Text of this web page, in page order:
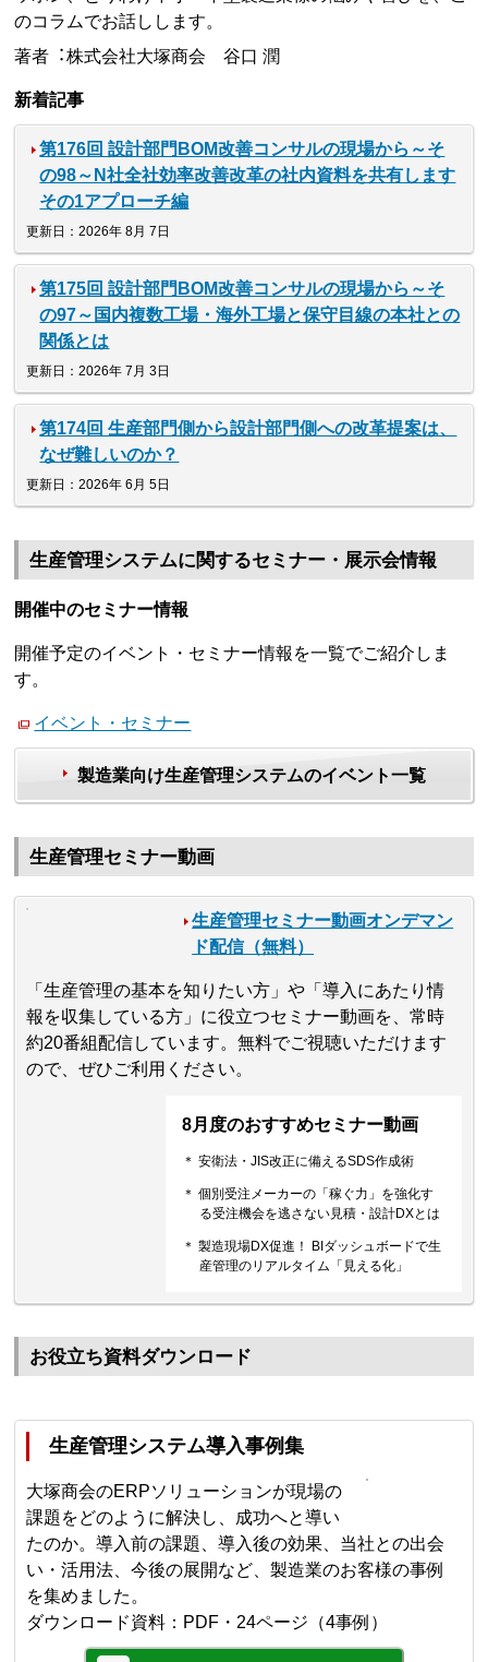
のコラムでお話しします。
著者︓株式会社大塚商会 谷口 潤
新着記事
第176回 設計部門BOM改善コンサルの現場から～そ
の98～N社全社効率改善改革の社内資料を共有します
その1アプローチ編
更新日：2026年 8月 7日
第175回 設計部門BOM改善コンサルの現場から～そ
の97～国内複数工場・海外工場と保守目線の本社との
関係とは
更新日：2026年 7月 3日
第174回 生産部門側から設計部門側への改革提案は、
なぜ難しいのか？
更新日：2026年 6月 5日
生産管理システムに関するセミナー・展示会情報
開催中のセミナー情報
開催予定のイベント・セミナー情報を一覧でご紹介しま
す。
イベント・セミナー
製造業向け生産管理システムのイベント一覧
生産管理セミナー動画
生産管理セミナー動画オンデマン
ド配信（無料）
「生産管理の基本を知りたい方」や「導入にあたり情
報を収集している方」に役立つセミナー動画を、常時
約20番組配信しています。無料でご視聴いただけます
ので、ぜひご利用ください。
8月度のおすすめセミナー動画
＊ 安衛法・JIS改正に備えるSDS作成術
＊ 個別受注メーカーの「稼ぐ力」を強化す
る受注機会を逃さない見積・設計DXとは
＊ 製造現場DX促進！ BIダッシュボードで生
産管理のリアルタイム「見える化」
お役立ち資料ダウンロード
生産管理システム導入事例集
大塚商会のERPソリューションが現場の
課題をどのように解決し、成功へと導い
たのか。導入前の課題、導入後の効果、当社との出会
い・活用法、今後の展開など、製造業のお客様の事例
を集めました。
ダウンロード資料：PDF・24ページ（4事例）